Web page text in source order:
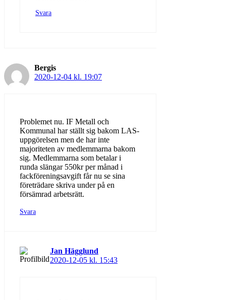
Svara
Bergis
2020-12-04 kl. 19:07
Problemet nu. IF Metall och
Kommunal har ställt sig bakom LAS-
uppgörelsen men de har inte
majoriteten av medlemmarna bakom
sig. Medlemmarna som betalar i
runda slängar 550kr per månad i
fackföreningsavgift får nu se sina
företrädare skriva under på en
försämrad arbetsrätt.
Svara
Jan Hägglund
2020-12-05 kl. 15:43